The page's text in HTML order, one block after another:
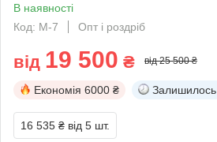
В наявності
Код: M-7
Опт і роздріб
від 19 500 ₴ від 25 500 ₴
Економія 6000 ₴ Залишилось
16 535 ₴ від 5 шт.